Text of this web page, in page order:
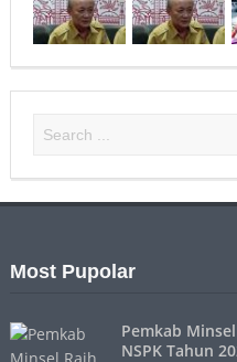
Most Pupolar
Pemkab
NSPK Tahun